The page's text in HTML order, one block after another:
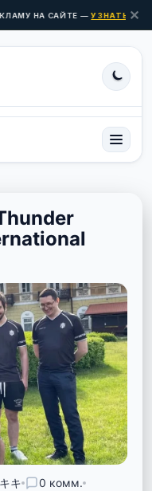
НА САЙТЕ —УЗНАТЬ ✕
キ
0 комм.